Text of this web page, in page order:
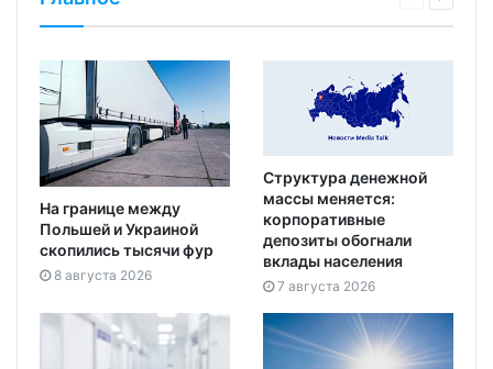
На границе между
Польшей и Украиной
скопились тысячи фур
8 августа 2026
Структура денежной
массы меняется:
корпоративные
депозиты обогнали
вклады населения
7 августа 2026